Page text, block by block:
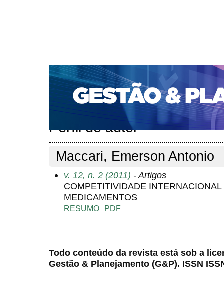
CAPA SOBRE ACESSO CADASTRO
PORTAL DE REVISTAS DA UNIFACS
SUBMISSÕES
PARA SUBMISSÃO DE ARTIGOS
TUTORIAL PARA
Capa Perfil do autor
Perfil do autor
Maccari, Emerson Antonio
v. 12, n. 2 (2011) - Artigos
COMPETITIVIDADE
MEDICAMENTOS
RESUMO PDF
Todo conteúdo da revista está sob a
Gestão & Planejamento (G&P). ISSN